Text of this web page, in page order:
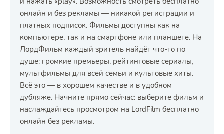
онлайн и без рекламы — никакой регистрации и
платных подписок. Фильмы доступны как на
компьютере, так и на смартфоне или планшете. На
ЛордФильм каждый зритель найдёт что-то по
душе: громкие премьеры, рейтинговые сериалы,
мультфильмы для всей семьи и культовые хиты.
Всё это — в хорошем качестве и в удобном
дубляже. Начните прямо сейчас: выберите фильм и
наслаждайтесь просмотром на LordFilm бесплатно
онлайн без рекламы.